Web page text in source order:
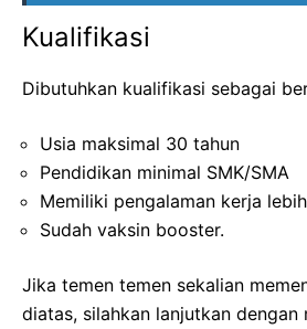
Kualifikasi
Dibutuhkan kualifikasi sebagai
Usia maksimal 30 tahun
Pendidikan minimal SMK/SMA
Memiliki pengalaman kerja
Sudah vaksin booster.
Jika temen temen sekalian
diatas, silahkan lanjutkan dengan